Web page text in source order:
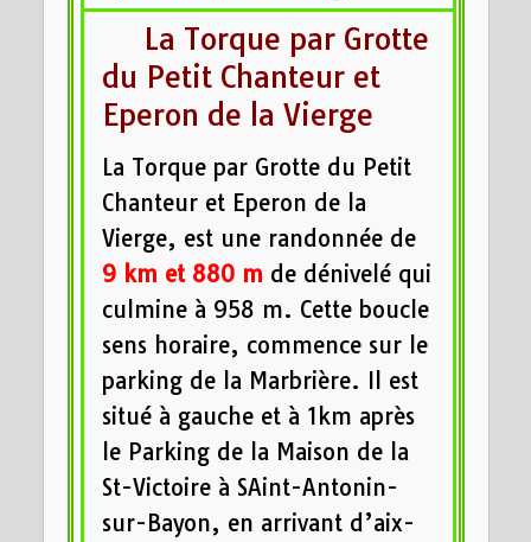
La Torque par Grotte
du Petit Chanteur et
Eperon de la Vierge
La Torque par Grotte du Petit
Chanteur et Eperon de la
Vierge, est une randonnée de
9 km et 880 m de dénivelé qui
culmine à 958 m. Cette boucle
sens horaire, commence sur le
parking de la Marbrière. Il est
situé à gauche et à 1km après
le Parking de la Maison de la
St-Victoire à SAint-Antonin-
sur-Bayon, en arrivant d’aix-